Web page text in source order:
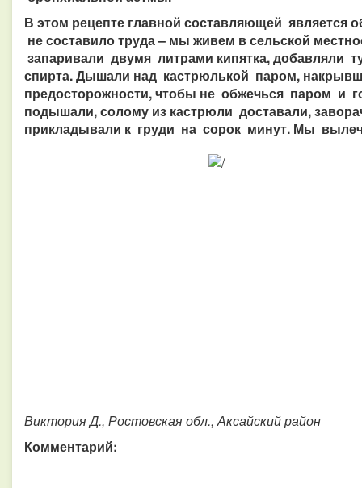
В этом рецепте главной составляющей
не составило труда – мы живем в сельской
запаривали двумя литрами кипятка, добавляли
спирта. Дышали над кастрюлькой паром,
предосторожности, чтобы не обжечься паром и
подышали, солому из кастрюли доставали,
прикладывали к груди на сорок минут. Мы
Виктория Д., Ростовская обл., Аксайский район
Комментарий: